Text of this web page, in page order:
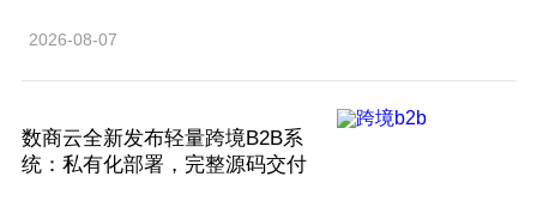
2026-08-07
数商云全新发布轻量跨境B2B系
统：私有化部署，完整源码交付